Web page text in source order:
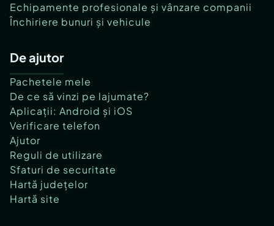
Echipamente profesionale și vânzare companii
Închiriere bunuri și vehicule
De ajutor
Pachetele mele
De ce să vinzi pe lajumate?
Aplicații: Android și iOS
Verificare telefon
Ajutor
Reguli de utilizare
Sfaturi de securitate
Hartă județelor
Hartă site